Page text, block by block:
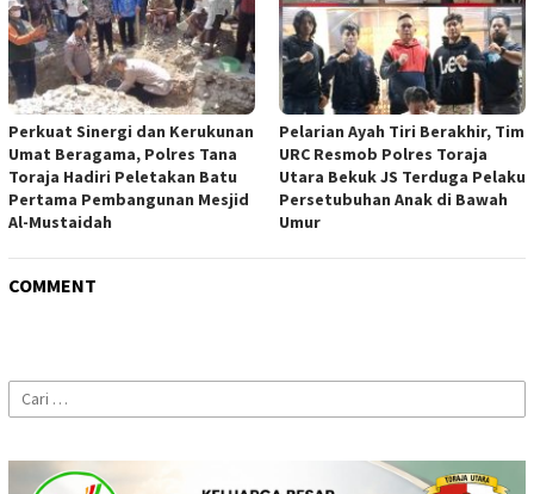
Perkuat Sinergi dan Kerukunan
Umat Beragama, Polres Tana
Toraja Hadiri Peletakan Batu
Pertama Pembangunan Mesjid
Al-Mustaidah
Pelarian Ayah Tiri Berakhir, Tim
URC Resmob Polres Toraja
Utara Bekuk JS Terduga Pelaku
Persetubuhan Anak di Bawah
Umur
COMMENT
Cari
untuk: